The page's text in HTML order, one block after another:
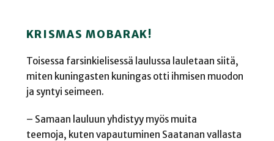
KRISMAS MOBARAK!
Toisessa farsinkielisessä laulussa lauletaan siitä,
miten kuningasten kuningas otti ihmisen muodon
ja syntyi seimeen.
– Samaan lauluun yhdistyy myös muita
teemoja, kuten vapautuminen Saatanan vallasta